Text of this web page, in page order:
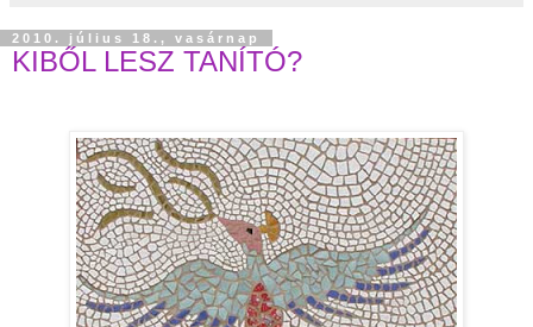
2010. július 18., vasárnap
KIBŐL LESZ TANÍTÓ?